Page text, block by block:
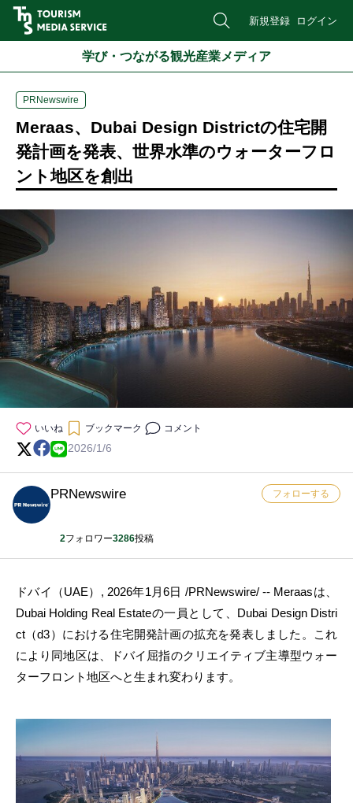
新規登録 ログイン
学び・つながる観光産業メディア
PRNewswire
Meraas、Dubai Design Districtの住宅開
発計画を発表、世界水準のウォーターフロ
ント地区を創出
いいね ブックマーク コメント
2026/1/6
PRNewswire
2フォロワー3286投稿
フォローする
ドバイ（UAE） , 2026年1月6日 /PRNewswire/ -- Meraasは、
Dubai Holding Real Estateの一員として、Dubai Design Distri
ct（d3）における住宅開発計画の拡充を発表しました。これ
により同地区は、ドバイ屈指のクリエイティブ主導型ウォー
ターフロント地区へと生まれ変わります。